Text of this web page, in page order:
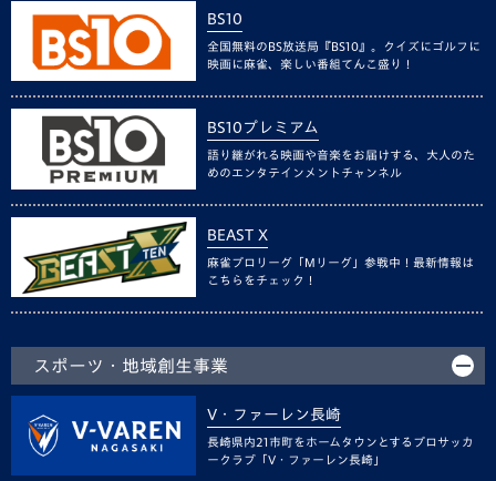
BS10
全国無料のBS放送局『BS10』。クイズにゴルフに
映画に麻雀、楽しい番組てんこ盛り！
BS10プレミアム
語り継がれる映画や音楽をお届けする、大人のた
めのエンタテインメントチャンネル
BEAST X
麻雀プロリーグ「Mリーグ」参戦中！最新情報は
こちらをチェック！
スポーツ・地域創生事業
V・ファーレン長崎
長崎県内21市町をホームタウンとするプロサッカ
ークラブ「V・ファーレン長崎」